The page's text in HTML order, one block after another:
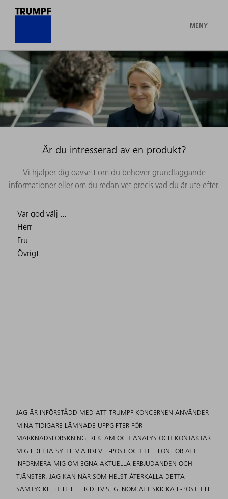
MENY
Är du intresserad av en produkt?
Vi hjälper dig oavsett om du behöver grundläggande
informationer eller om du redan vet precis vad du är ute efter.
JAG ÄR INFÖRSTÅDD MED ATT TRUMPF-KONCERNEN ANVÄNDER
MINA TIDIGARE LÄMNADE UPPGIFTER FÖR
MARKNADSFORSKNING; REKLAM OCH ANALYS OCH KONTAKTAR
MIG I DETTA SYFTE VIA BREV, E-POST OCH TELEFON FÖR ATT
INFORMERA MIG OM EGNA AKTUELLA ERBJUDANDEN OCH
TJÄNSTER. JAG KAN NÄR SOM HELST ÅTERKALLA DETTA
SAMTYCKE, HELT ELLER DELVIS, GENOM ATT SKICKA E-POST TILL